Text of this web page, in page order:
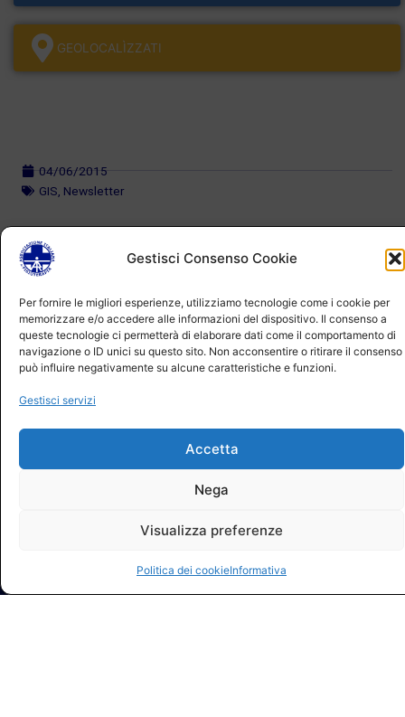
Gestisci Consenso Cookie
Per fornire le migliori esperienze, utilizziamo tecnologie come i cookie per
memorizzare e/o accedere alle informazioni del dispositivo. Il consenso a
queste tecnologie ci permetterà di elaborare dati come il comportamento di
navigazione o ID unici su questo sito. Non acconsentire o ritirare il consenso
può influire negativamente su alcune caratteristiche e funzioni.
Gestisci servizi
Accetta
Nega
Visualizza preferenze
Politica dei cookieInformativa
GEOLOCALÌZZATI
04/06/2015
GIS Newsletter